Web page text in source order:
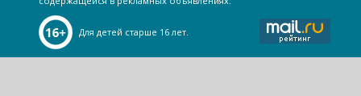
Для детей старше 16 лет.